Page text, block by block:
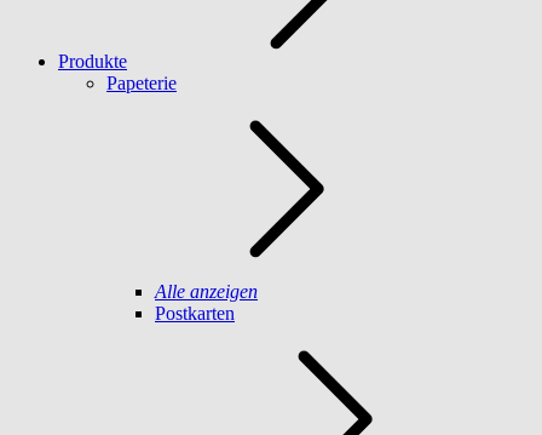
Produkte
Papeterie
Alle anzeigen
Postkarten